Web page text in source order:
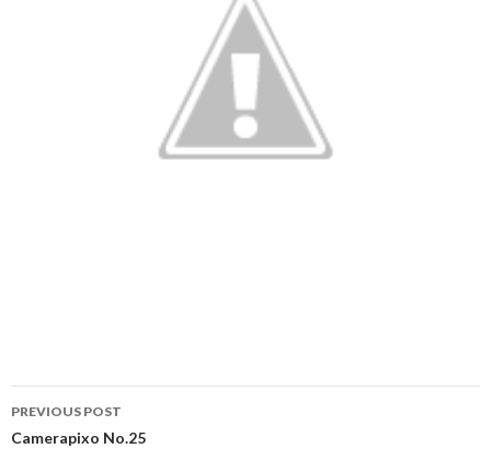
Post
navigation
PREVIOUS POST
Camerapixo No.25